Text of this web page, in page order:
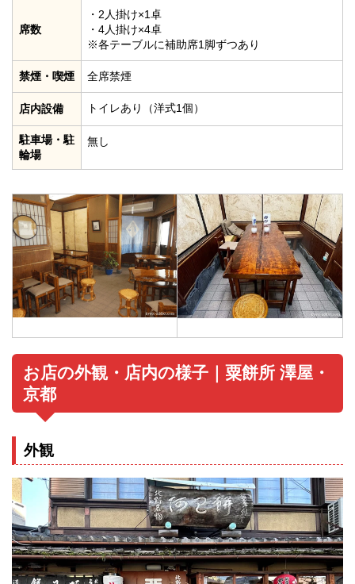
席数
・2人掛け×1卓
・4人掛け×4卓
※各テーブルに補助席1脚ずつあり
禁煙・喫煙 全席禁煙
店内設備 トイレあり（洋式1個）
駐車場・駐
輪場
無し
お店の外観・店内の様子｜粟餅所 澤屋・
京都
外観